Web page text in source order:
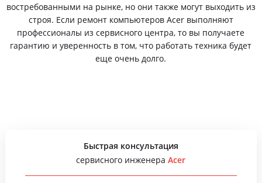
востребованными на рынке, но они также могут выходить из
строя. Если ремонт компьютеров Acer выполняют
профессионалы из сервисного центра, то вы получаете
гарантию и уверенность в том, что работать техника будет
еще очень долго.
Быстрая консультация
сервисного инженераAcer